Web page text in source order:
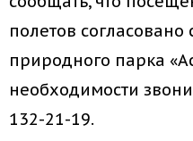
полетов
природного парка
необходимости
132-21-19.